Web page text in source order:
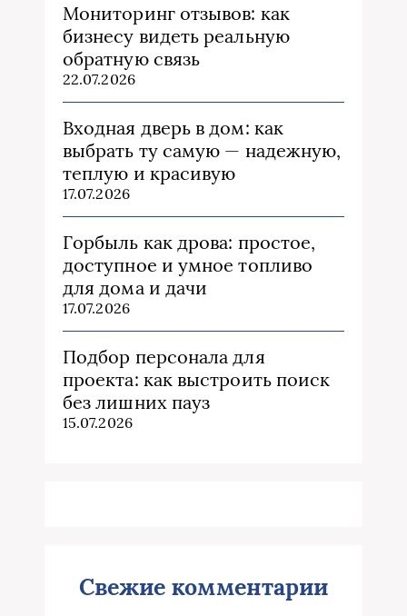
Мониторинг отзывов: как
бизнесу видеть реальную
обратную связь
22.07.2026
Входная дверь в дом: как
выбрать ту самую — надежную,
теплую и красивую
17.07.2026
Горбыль как дрова: простое,
доступное и умное топливо
для дома и дачи
17.07.2026
Подбор персонала для
проекта: как выстроить поиск
без лишних пауз
15.07.2026
Свежие комментарии